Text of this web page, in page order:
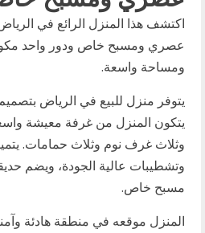
اكتشف هذا المنزل الرائع في
عصري ومسبح خاص ودور واحد
ومساحة واسعة.
يتوفر منزل للبيع في الرياض
يتكون المنزل من غرفة معيشة
وثلاث غرف نوم وثلاث حمامات.
وتشطيبات عالية الجودة، ويضم
مسبح خاص.
المنزل موقعه في منطقة هادئة